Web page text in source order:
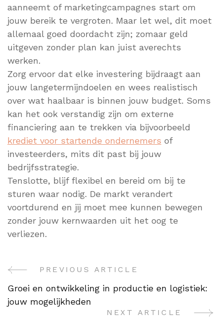
aanneemt of marketingcampagnes start om
jouw bereik te vergroten. Maar let wel, dit moet
allemaal goed doordacht zijn; zomaar geld
uitgeven zonder plan kan juist averechts
werken.
Zorg ervoor dat elke investering bijdraagt aan
jouw langetermijndoelen en wees realistisch
over wat haalbaar is binnen jouw budget. Soms
kan het ook verstandig zijn om externe
financiering aan te trekken via bijvoorbeeld
krediet voor startende ondernemers of
investeerders, mits dit past bij jouw
bedrijfsstrategie.
Tenslotte, blijf flexibel en bereid om bij te
sturen waar nodig. De markt verandert
voortdurend en jij moet mee kunnen bewegen
zonder jouw kernwaarden uit het oog te
verliezen.
Post
Navigation
PREVIOUS ARTICLE
Groei en ontwikkeling in productie en logistiek:
jouw mogelijkheden
NEXT ARTICLE